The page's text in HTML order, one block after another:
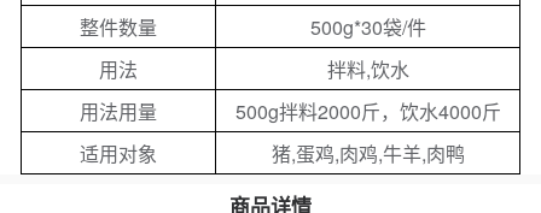
整件数量
500g*30袋/件
用法
拌料,饮水
用法用量
500g拌料2000斤，饮水4000斤
适用对象
猪,蛋鸡,肉鸡,牛羊,肉鸭
商品详情